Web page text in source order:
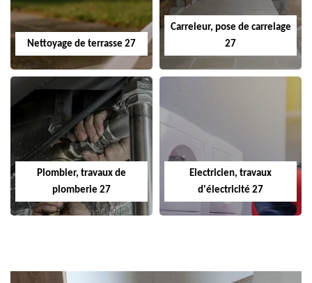
Nettoyage de terrasse 27
Carreleur, pose de carrelage
27
Plombier, travaux de
plomberie 27
Electricien, travaux
d'électricité 27